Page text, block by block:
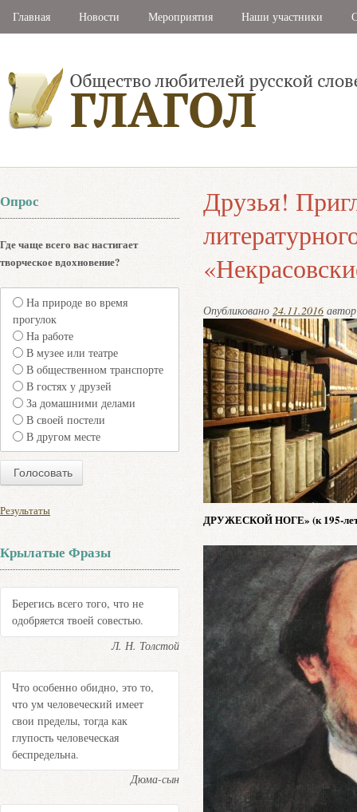
Главная Новости Мероприятия Наши участники
Друзья!
Опубликовано 24.11.2016
ДРУЖЕСКОЙ НОГЕ» (к 195-
Опрос
Где чаще всего вас настигает
творческое вдохновение?
На природе во время
прогулок
На работе
В музее или театре
В общественном транспорте
В гостях у друзей
За домашними делами
В своей постели
В другом месте
Результаты
Крылатые Фразы
Берегись всего того, что не
одобряется твоей совестью.
Л. Н. Толстой
Что особенно обидно, это то,
что ум человеческий имеет
свои пределы, тогда как
глупость человеческая
беспредельна.
Дюма-сын